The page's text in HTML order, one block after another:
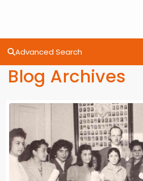
Advanced Search
Blog Archives